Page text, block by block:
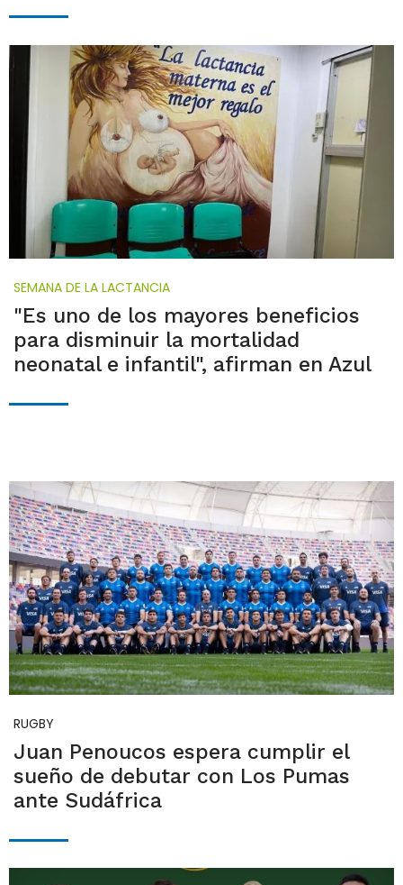
SEMANA DE LA LACTANCIA
"Es uno de los mayores beneficios
para disminuir la mortalidad
neonatal e infantil", afirman en Azul
RUGBY
Juan Penoucos espera cumplir el
sueño de debutar con Los Pumas
ante Sudáfrica